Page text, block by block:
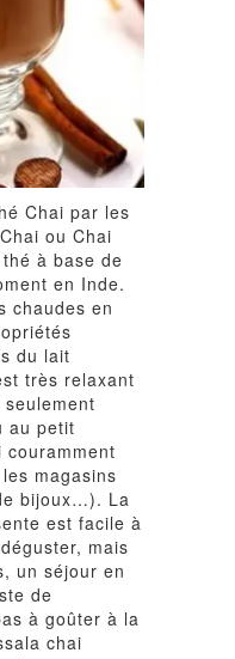
Chai par les
ou Chai
à base de
en Inde.
chaudes en
du lait
très relaxant
au petit
couramment
magasins
bijoux…). La
est facile à
mais
un séjour en
de
à goûter à la
chai